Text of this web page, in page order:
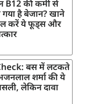
B12 की कमी से
गया है बेजान? खाने
करें ये फूड्स और
बस में लटकते
शर्मा की ये
लेकिन दावा